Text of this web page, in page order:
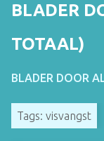
BLADER
TOTAAL)
BLADER DOOR
Tags: visvangst